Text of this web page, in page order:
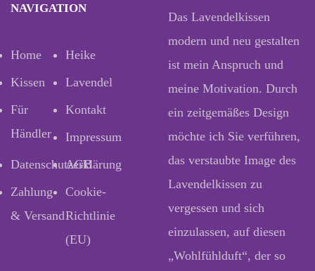
NAVIGATION
Home
Heike
Kissen
Lavendel
Für
Händler
Kontakt
Impressum
Datenschutzerklärung
AGB
Zahlung
& Versand
Cookie-
Richtlinie
(EU)
Das Lavendelkissen
modern und neu gestalten
ist mein Anspruch und
meine Motivation. Durch
ein zeitgemäßes Design
möchte ich Sie verführen,
das verstaubte Image des
Lavendelkissen zu
vergessen und sich
einzulassen, auf diesen
„Wohlfühlduft“, der so